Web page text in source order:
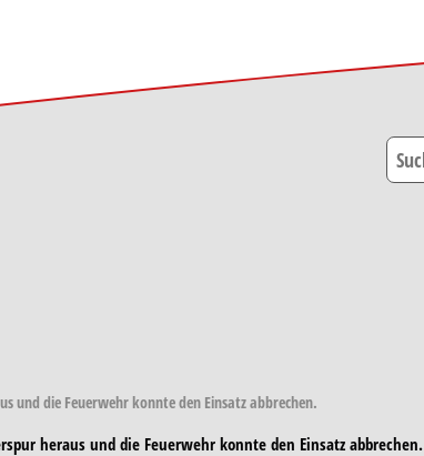
und die Feuerwehr konnte den Einsatz abbrechen.
heraus und die Feuerwehr konnte den Einsatz abbrechen.